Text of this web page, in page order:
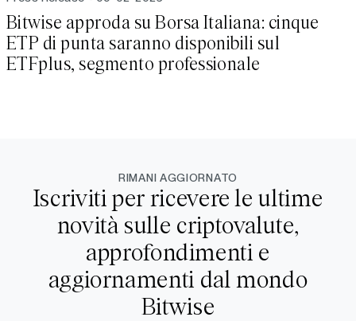
Bitwise approda su Borsa Italiana: cinque
ETP di punta saranno disponibili sul
ETFplus, segmento professionale
RIMANI AGGIORNATO
Iscriviti per ricevere le ultime
novità sulle criptovalute,
approfondimenti e
aggiornamenti dal mondo
Bitwise